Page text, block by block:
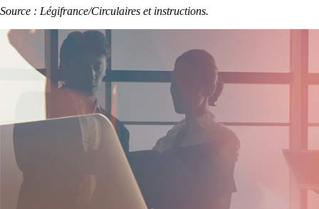
Source : Légifrance/Circulaires et instructions.